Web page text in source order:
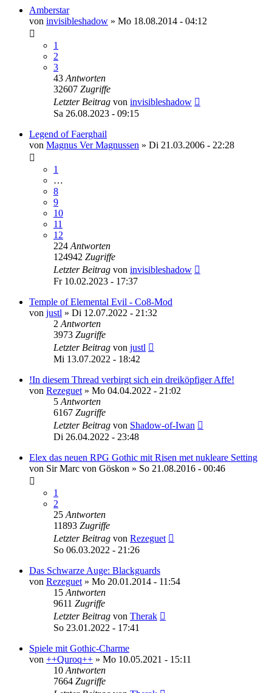
Amberstar
von invisibleshadow » Mo 18.08.2014 - 04:12
1
2
3
43 Antworten
32607 Zugriffe
Letzter Beitrag von invisibleshadow
Sa 26.08.2023 - 09:15
Legend of Faerghail
von Magnus Ver Magnussen » Di 21.03.2006 - 22:28
1
…
8
9
10
11
12
224 Antworten
124942 Zugriffe
Letzter Beitrag von invisibleshadow
Fr 10.02.2023 - 17:37
Temple of Elemental Evil - Co8-Mod
von justl » Di 12.07.2022 - 21:32
2 Antworten
3973 Zugriffe
Letzter Beitrag von justl
Mi 13.07.2022 - 18:42
!In diesem Thread verbirgt sich ein dreiköpfiger Affe!
von Rezeguet » Mo 04.04.2022 - 21:02
5 Antworten
6167 Zugriffe
Letzter Beitrag von Shadow-of-Iwan
Di 26.04.2022 - 23:48
Elex das neuen RPG Gothic mit Risen met nukleare Setting
von Sir Marc von Göskon » So 21.08.2016 - 00:46
1
2
25 Antworten
11893 Zugriffe
Letzter Beitrag von Rezeguet
So 06.03.2022 - 21:26
Das Schwarze Auge: Blackguards
von Rezeguet » Mo 20.01.2014 - 11:54
15 Antworten
9611 Zugriffe
Letzter Beitrag von Therak
So 23.01.2022 - 17:41
Spiele mit Gothic-Charme
von ++Quroq++ » Mo 10.05.2021 - 15:11
10 Antworten
7664 Zugriffe